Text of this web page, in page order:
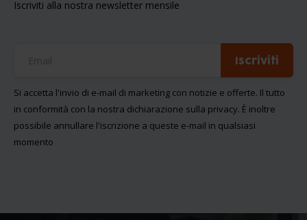
Iscriviti alla nostra newsletter mensile
Iscriviti
Si accetta l'invio di e-mail di marketing con notizie e offerte. Il tutto
in conformità con la nostra dichiarazione sulla privacy. È inoltre
possibile annullare l'iscrizione a queste e-mail in qualsiasi
momento